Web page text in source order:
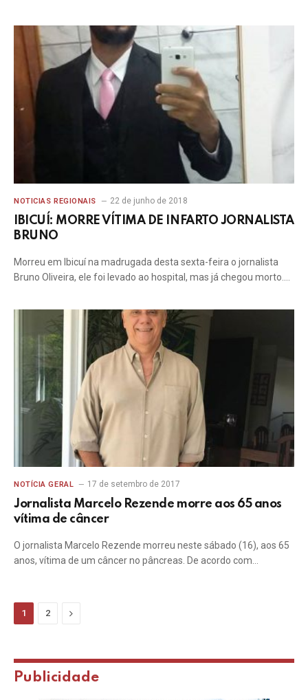
NOTICIAS REGIONAIS 22 de junho de 2018
IBICUÍ: MORRE VÍTIMA DE INFARTO JORNALISTA
BRUNO
Morreu em Ibicuí na madrugada desta sexta-feira o jornalista
Bruno Oliveira, ele foi levado ao hospital, mas já chegou morto.…
NOTÍCIA GERAL 17 de setembro de 2017
Jornalista Marcelo Rezende morre aos 65 anos
vítima de câncer
O jornalista Marcelo Rezende morreu neste sábado (16), aos 65
anos, vítima de um câncer no pâncreas. De acordo com…
1 2 Next
Publicidade